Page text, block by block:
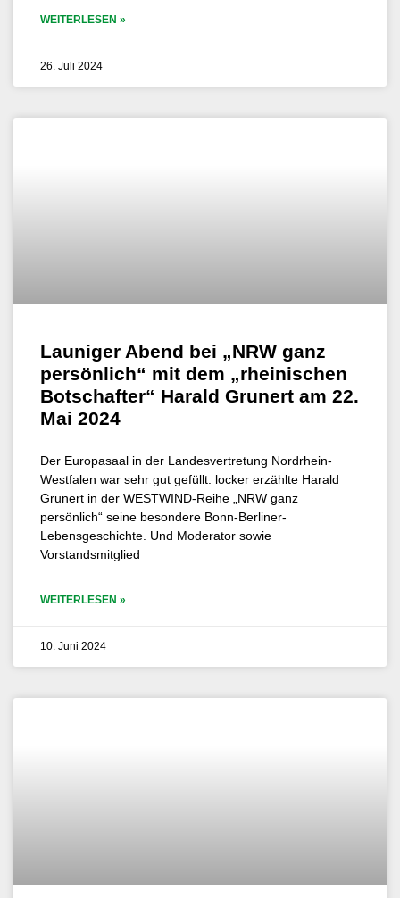
WEITERLESEN »
26. Juli 2024
Launiger Abend bei „NRW ganz
persönlich“ mit dem „rheinischen
Botschafter“ Harald Grunert am 22.
Mai 2024
Der Europasaal in der Landesvertretung Nordrhein-
Westfalen war sehr gut gefüllt: locker erzählte Harald
Grunert in der WESTWIND-Reihe „NRW ganz
persönlich“ seine besondere Bonn-Berliner-
Lebensgeschichte. Und Moderator sowie
Vorstandsmitglied
WEITERLESEN »
10. Juni 2024